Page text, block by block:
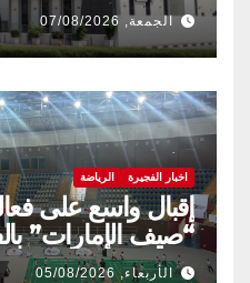
الجمعة, 07/08/2026
اخبار الفجيرة الرياضة
إقبال واسع على
“صيف الإمارات”
الأربعاء, 05/08/2026